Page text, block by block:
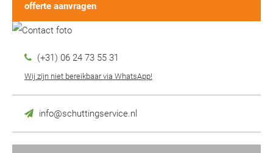
offerte aanvragen
(+31) 06 24 73 55 31
Wij zijn niet bereikbaar via WhatsApp!
info@schuttingservice.nl